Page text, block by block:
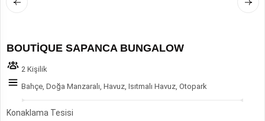
BOUTİQUE SAPANCA BUNGALOW
2 Kişilik
Bahçe, Doğa Manzaralı, Havuz, Isıtmalı Havuz, Otopark
Konaklama Tesisi